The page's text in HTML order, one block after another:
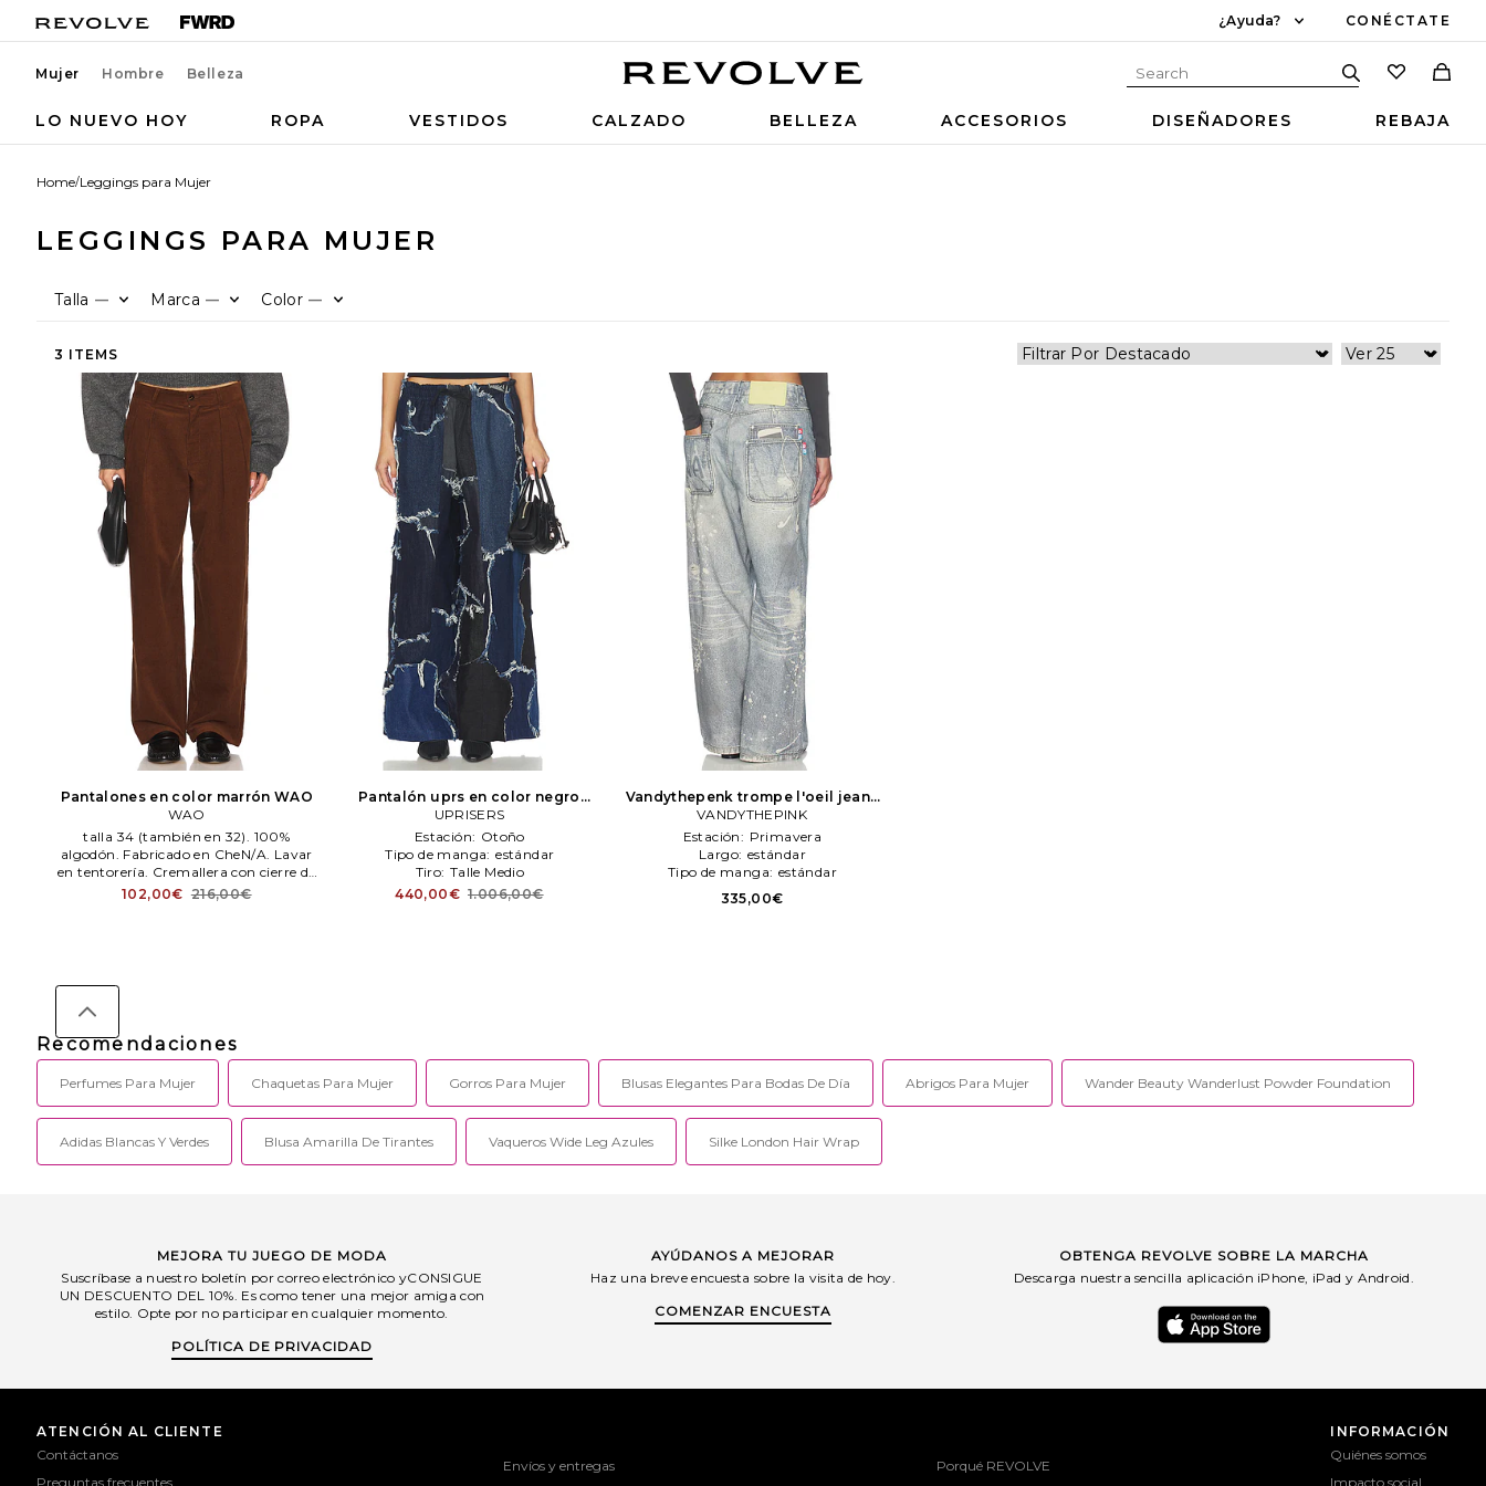
¿Ayuda? CONÉCTATE
Mujer Hombre Belleza
LO NUEVO HOY ROPA VESTIDOS CALZADO BELLEZA ACCESORIOS DISEÑADORES REBAJA
Home/Leggings para Mujer
LEGGINGS PARA MUJER
Talla — Marca — Color —
3 ITEMS
Pantalones en color marrón WAO
WAO
talla 34 (también en 32). 100%
algodón. Fabricado en CheN/A. Lavar
en tentorería. Cremallera con cierre de
botón.. Bolsillos en costuras laterales.
Tejido de paN/A ligero. 53 cm en la
102,00€ 216,00€
Pantalón uprs en color negro
UPRISERS
UPRISERS
Estación: Otoño
Tipo de manga: estándar
Tiro: Talle Medio
440,00€ 1.006,00€
Vandythepenk trompe l'oeil jeans
en color azul VANDYTHEPINK
VANDYTHEPINK
Estación: Primavera
Largo: estándar
Tipo de manga: estándar
335,00€
Recomendaciones
Perfumes Para Mujer Chaquetas Para Mujer Gorros Para Mujer Blusas Elegantes Para Bodas De Día Abrigos Para Mujer Wander Beauty Wanderlust Powder Foundation
Adidas Blancas Y Verdes Blusa Amarilla De Tirantes Vaqueros Wide Leg Azules Silke London Hair Wrap
MEJORA TU JUEGO DE MODA
Suscríbase a nuestro boletín por correo electrónico yCONSIGUE
UN DESCUENTO DEL 10%. Es como tener una mejor amiga con
estilo. Opte por no participar en cualquier momento.
POLÍTICA DE PRIVACIDAD
AYÚDANOS A MEJORAR
Haz una breve encuesta sobre la visita de hoy.
COMENZAR ENCUESTA
OBTENGA REVOLVE SOBRE LA MARCHA
Descarga nuestra sencilla aplicación iPhone, iPad y Android.
ATENCIÓN AL CLIENTE
Contáctanos
Preguntas frecuentes
Envíos y entregas
Porqué REVOLVE
INFORMACIÓN
Quiénes somos
Impacto social